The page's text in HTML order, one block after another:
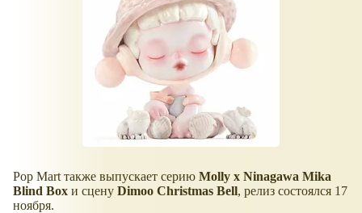
Pop Mart также выпускает серию Molly x Ninagawa Mika
Blind Box и сцену Dimoo Christmas Bell, релиз состоялся 17
ноября.